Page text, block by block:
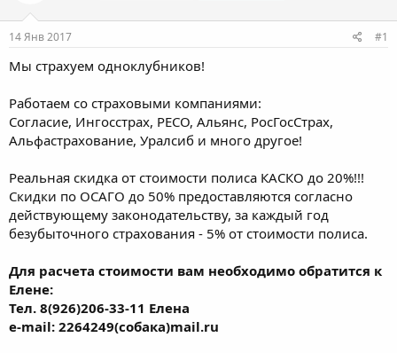
м
ы
а
л
14 Янв 2017 #1
Мы страхуем одноклубников!
Работаем со страховыми компаниями:
Согласие, Ингосстрах, РЕСО, Альянс, РосГосСтрах,
Альфастрахование, Уралсиб и много другое!
Реальная скидка от стоимости полиса КАСКО до 20%!!!
Скидки по ОСАГО до 50% предоставляются согласно
действующему законодательству, за каждый год
безубыточного страхования - 5% от стоимости полиса.
Для расчета стоимости вам необходимо обратится к
Елене:
Тел. 8(926)206-33-11 Елена
e-mail: 2264249(собака)mail.ru